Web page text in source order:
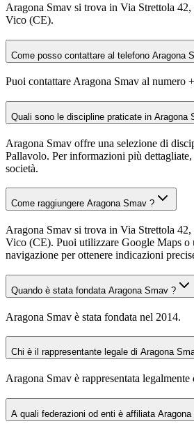
Aragona Smav si trova in Via Strettola 42,
Vico (CE).
Come posso contattare al telefono Aragona
Puoi contattare Aragona Smav al numero
Quali sono le discipline praticate in Aragona
Aragona Smav offre una selezione di
Pallavolo. Per informazioni più dettagliate,
società.
Come raggiungere Aragona Smav ?
Aragona Smav si trova in Via Strettola 42,
Vico (CE). Puoi utilizzare Google Maps o
navigazione per ottenere indicazioni
Quando è stata fondata Aragona Smav ?
Aragona Smav è stata fondata nel 2014.
Chi è il rappresentante legale di Aragona
Aragona Smav è rappresentata
A quali federazioni od enti è affiliata